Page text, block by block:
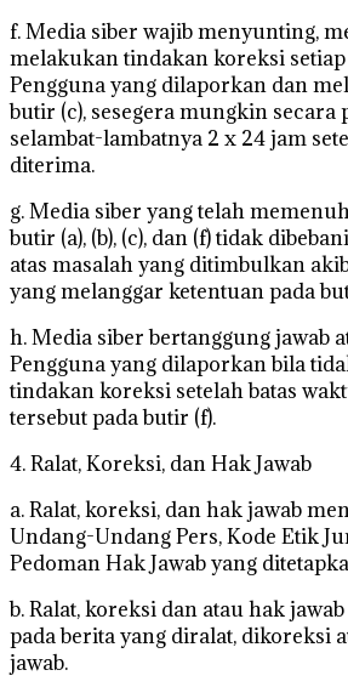
f. Media siber wajib menyunting,
melakukan tindakan koreksi
Pengguna yang dilaporkan dan
butir (c), sesegera mungkin
selambat-lambatnya 2 x 24 jam
diterima.
g. Media siber yang telah
butir (a), (b), (c), dan (f) tidak
atas masalah yang ditimbulkan
yang melanggar ketentuan pada
h. Media siber bertanggung jawab
Pengguna yang dilaporkan bila
tindakan koreksi setelah batas
tersebut pada butir (f).
4. Ralat, Koreksi, dan Hak Jawab
a. Ralat, koreksi, dan hak jawab
Undang-Undang Pers, Kode Etik
Pedoman Hak Jawab yang
b. Ralat, koreksi dan atau hak
pada berita yang diralat, dikoreksi
jawab.